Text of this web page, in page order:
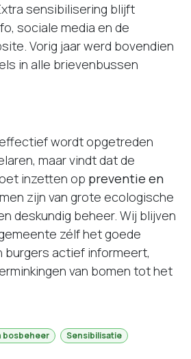
sensibilisering blijft
sociale media en de
Vorig jaar werd bovendien
in alle brievenbussen
wordt opgetreden
maar vindt dat de
inzetten op preventie en
zijn van grote ecologische
deskundig beheer. Wij blijven
zélf het goede
actief informeert,
van bomen tot het
bosbeheer Sensibilisatie